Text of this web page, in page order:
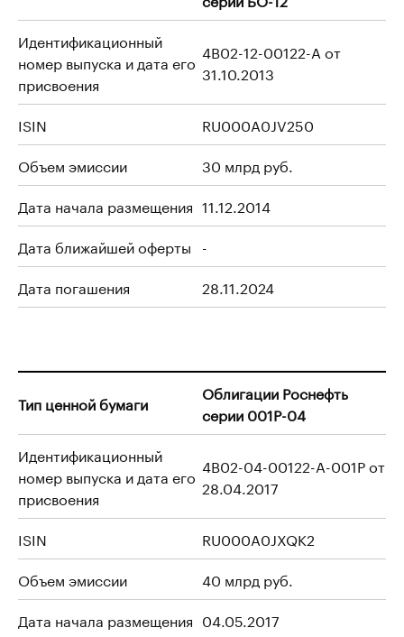
Идентификационный
номер выпуска и дата его
присвоения
4B02-12-00122-A от
31.10.2013
ISIN
RU000A0JV250
Объем эмиссии
30 млрд руб.
Дата начала размещения 11.12.2014
Дата ближайшей оферты -
Дата погашения
28.11.2024
Тип ценной бумаги
Облигации Роснефть
серии 001P-04
Идентификационный
номер выпуска и дата его
присвоения
4B02-04-00122-A-001P от
28.04.2017
ISIN
RU000A0JXQK2
Объем эмиссии
40 млрд руб.
Дата начала размещения 04.05.2017